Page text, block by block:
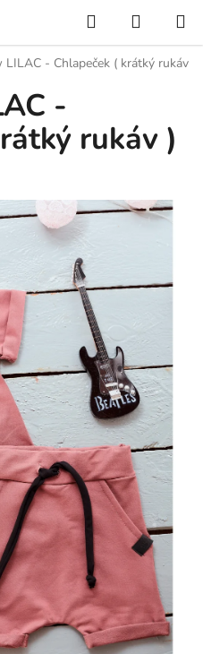
Hledat
KOŠÍK
LILAC - Chlapeček ( krátký rukáv
-
rukáv )